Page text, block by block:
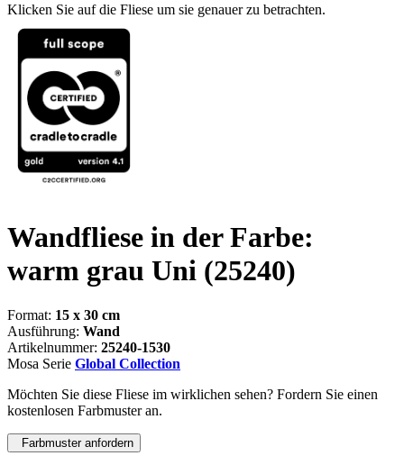
Klicken Sie auf die Fliese um sie genauer zu betrachten.
Wandfliese in der Farbe:
warm grau Uni (25240)
Format: 15 x 30 cm
Ausführung: Wand
Artikelnummer: 25240-1530
Mosa Serie Global Collection
Möchten Sie diese Fliese im wirklichen sehen? Fordern Sie einen
kostenlosen Farbmuster an.
Farbmuster anfordern